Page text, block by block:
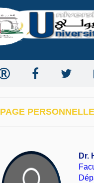
PAGE PERSONNELLE
Dr.